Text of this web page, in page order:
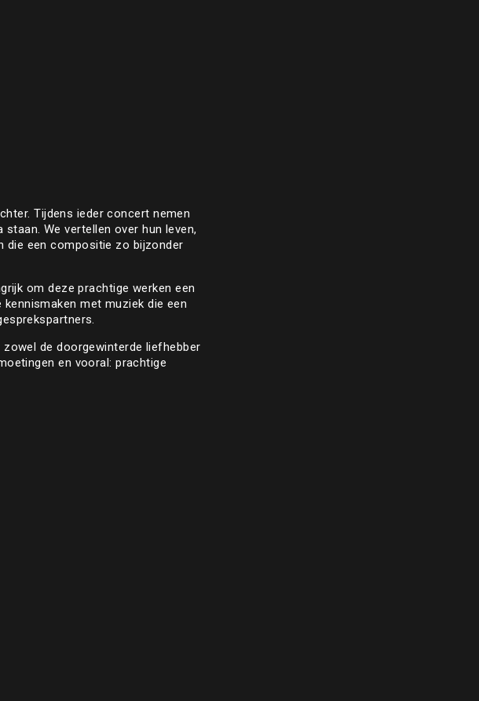
Tijdens ieder concert nemen
We vertellen over hun leven,
die een compositie zo bijzonder
om deze prachtige werken een
met muziek die een
de doorgewinterde liefhebber
en vooral: prachtige